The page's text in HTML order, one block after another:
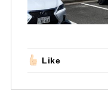
Like